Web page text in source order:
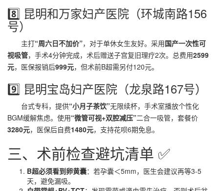
8️⃣ 昆明和万家妇产医院（环城南路156
号）
主打“周六日不加价”，对于单休女生友好。采用国产一次性可
视吸管，手术4分钟完成，术后赠送子宫复旧理疗2次。总费用2599
元，医保报销后999元，但术前B超需另付120元。
9️⃣ 昆明宝岛妇产医院（龙泉路167号）
台式专科，提供“小月子茶饮”无限续杯，手术室播放个性化
BGM缓解焦虑。使用“微管可视+双腔减压”二合一吸管，套餐价
3280元，医保后自费1480元，支持花呗6期免息。
三、术前检查避坑清单 ✅
B超必须看到卵黄囊：若孕囊＜5mm，医生会建议再等3-5
天，避免漏吸。